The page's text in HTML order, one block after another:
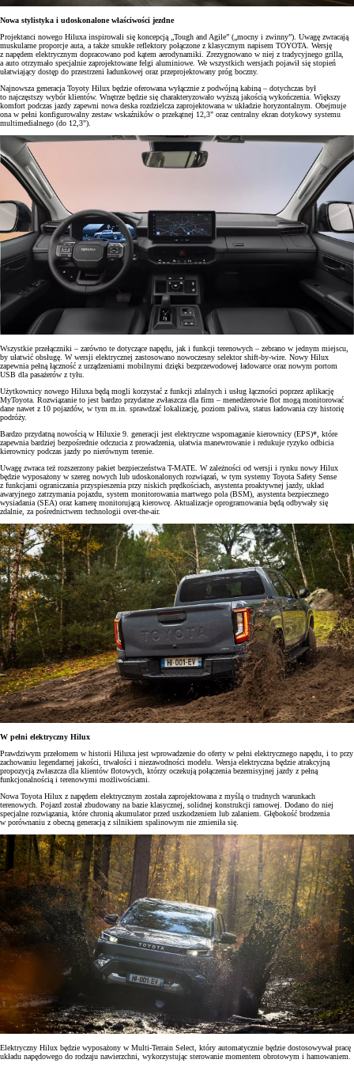
Nowa stylistyka i udoskonalone właściwości jezdne
Projektanci nowego Hiluxa inspirowali się koncepcją „Tough and Agile” („mocny i zwinny”). Uwagę zwracają
muskularne proporcje auta, a także smukłe reflektory połączone z klasycznym napisem TOYOTA. Wersję
z napędem elektrycznym dopracowano pod kątem aerodynamiki. Zrezygnowano w niej z tradycyjnego grilla,
a auto otrzymało specjalnie zaprojektowane felgi aluminiowe. We wszystkich wersjach pojawił się stopień
ułatwiający dostęp do przestrzeni ładunkowej oraz przeprojektowany próg boczny.
Najnowsza generacja Toyoty Hilux będzie oferowana wyłącznie z podwójną kabiną – dotychczas był
to najczęstszy wybór klientów. Wnętrze będzie się charakteryzowało wyższą jakością wykończenia. Większy
komfort podczas jazdy zapewni nowa deska rozdzielcza zaprojektowana w układzie horyzontalnym. Obejmuje
ona w pełni konfigurowalny zestaw wskaźników o przekątnej 12,3" oraz centralny ekran dotykowy systemu
multimedialnego (do 12,3").
Wszystkie przełączniki – zarówno te dotyczące napędu, jak i funkcji terenowych – zebrano w jednym miejscu,
by ułatwić obsługę. W wersji elektrycznej zastosowano nowoczesny selektor shift-by-wire. Nowy Hilux
zapewnia pełną łączność z urządzeniami mobilnymi dzięki bezprzewodowej ładowarce oraz nowym portom
USB dla pasażerów z tyłu.
Użytkownicy nowego Hiluxa będą mogli korzystać z funkcji zdalnych i usług łączności poprzez aplikację
MyToyota. Rozwiązanie to jest bardzo przydatne zwłaszcza dla firm – menedżerowie flot mogą monitorować
dane nawet z 10 pojazdów, w tym m.in. sprawdzać lokalizację, poziom paliwa, status ładowania czy historię
podróży.
Bardzo przydatną nowością w Hiluxie 9. generacji jest elektryczne wspomaganie kierownicy (EPS)*, które
zapewnia bardziej bezpośrednie odczucia z prowadzenia, ułatwia manewrowanie i redukuje ryzyko odbicia
kierownicy podczas jazdy po nierównym terenie.
Uwagę zwraca też rozszerzony pakiet bezpieczeństwa T-MATE. W zależności od wersji i rynku nowy Hilux
będzie wyposażony w szereg nowych lub udoskonalonych rozwiązań, w tym systemy Toyota Safety Sense
z funkcjami ograniczania przyspieszenia przy niskich prędkościach, asystenta proaktywnej jazdy, układ
awaryjnego zatrzymania pojazdu, system monitorowania martwego pola (BSM), asystenta bezpiecznego
wysiadania (SEA) oraz kamerę monitorującą kierowcę. Aktualizacje oprogramowania będą odbywały się
zdalnie, za pośrednictwem technologii over-the-air.
W pełni elektryczny Hilux
Prawdziwym przełomem w historii Hiluxa jest wprowadzenie do oferty w pełni elektrycznego napędu, i to przy
zachowaniu legendarnej jakości, trwałości i niezawodności modelu. Wersja elektryczna będzie atrakcyjną
propozycją zwłaszcza dla klientów flotowych, którzy oczekują połączenia bezemisyjnej jazdy z pełną
funkcjonalnością i terenowymi możliwościami.
Nowa Toyota Hilux z napędem elektrycznym została zaprojektowana z myślą o trudnych warunkach
terenowych. Pojazd został zbudowany na bazie klasycznej, solidnej konstrukcji ramowej. Dodano do niej
specjalne rozwiązania, które chronią akumulator przed uszkodzeniem lub zalaniem. Głębokość brodzenia
w porównaniu z obecną generacją z silnikiem spalinowym nie zmieniła się.
Elektryczny Hilux będzie wyposażony w Multi-Terrain Select, który automatycznie będzie dostosowywał pracę
układu napędowego do rodzaju nawierzchni, wykorzystując sterowanie momentem obrotowym i hamowaniem.